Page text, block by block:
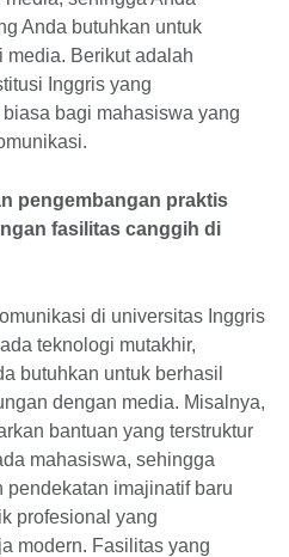
Anda butuhkan untuk
media. Berikut adalah
Inggris yang
bagi mahasiswa yang
pengembangan praktis
fasilitas canggih di
di universitas Inggris
teknologi mutakhir,
butuhkan untuk berhasil
dengan media. Misalnya,
bantuan yang terstruktur
mahasiswa, sehingga
pendekatan imajinatif baru
profesional yang
modern. Fasilitas yang